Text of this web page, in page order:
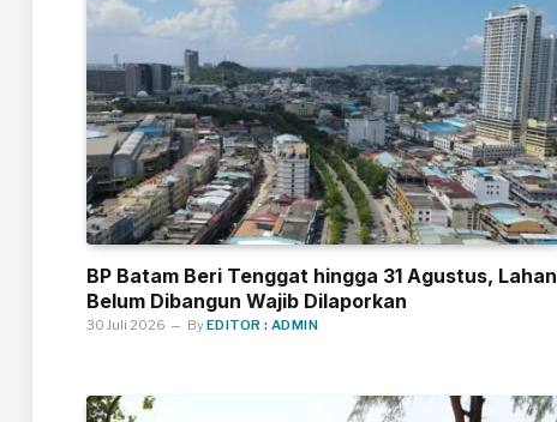
BP Batam Beri Tenggat hingga 31 Agustus, Lahan
Belum Dibangun Wajib Dilaporkan
30 Juli 2026 ByEDITOR : ADMIN